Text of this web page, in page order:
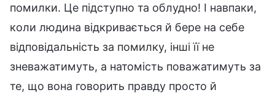
помилки. Це підступно та облудно! І навпаки,
коли людина відкривається й бере на себе
відповідальність за помилку, інші її не
зневажатимуть, а натомість поважатимуть за
те, що вона говорить правду просто й